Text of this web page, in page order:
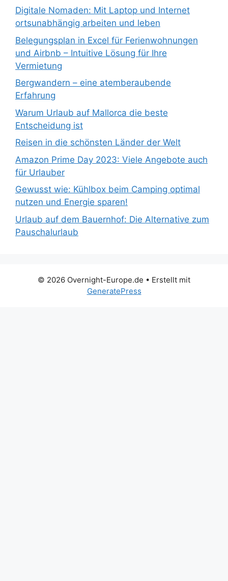
Digitale Nomaden: Mit Laptop und Internet
ortsunabhängig arbeiten und leben
Belegungsplan in Excel für Ferienwohnungen
und Airbnb – Intuitive Lösung für Ihre
Vermietung
Bergwandern – eine atemberaubende
Erfahrung
Warum Urlaub auf Mallorca die beste
Entscheidung ist
Reisen in die schönsten Länder der Welt
Amazon Prime Day 2023: Viele Angebote auch
für Urlauber
Gewusst wie: Kühlbox beim Camping optimal
nutzen und Energie sparen!
Urlaub auf dem Bauernhof: Die Alternative zum
Pauschalurlaub
© 2026 Overnight-Europe.de • Erstellt mit
GeneratePress